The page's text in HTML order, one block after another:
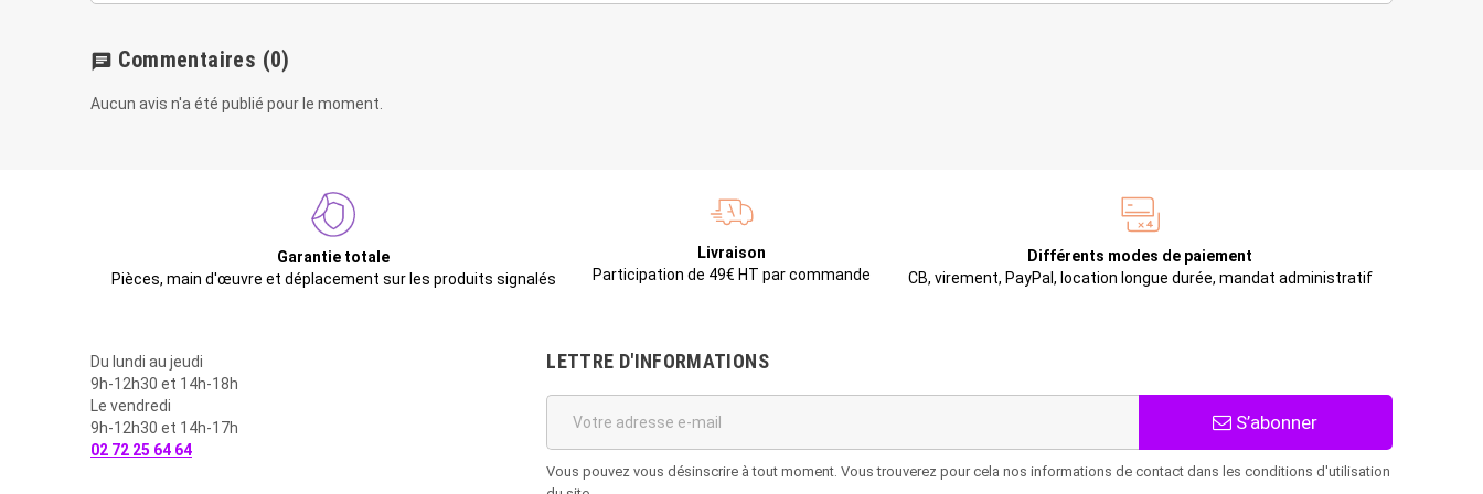
chat Commentaires (0)
Aucun avis n'a été publié pour le moment.
Garantie totale
Pièces, main d'œuvre et déplacement sur les produits signalés
Livraison
Participation de 49€ HT par commande
Différents modes de paiement
CB, virement, PayPal, location longue durée, mandat administratif
Du lundi au jeudi
9h-12h30 et 14h-18h
Le vendredi
9h-12h30 et 14h-17h
02 72 25 64 64
LETTRE D'INFORMATIONS
S’abonner
Vous pouvez vous désinscrire à tout moment. Vous trouverez pour cela nos informations de contact dans les conditions d'utilisation